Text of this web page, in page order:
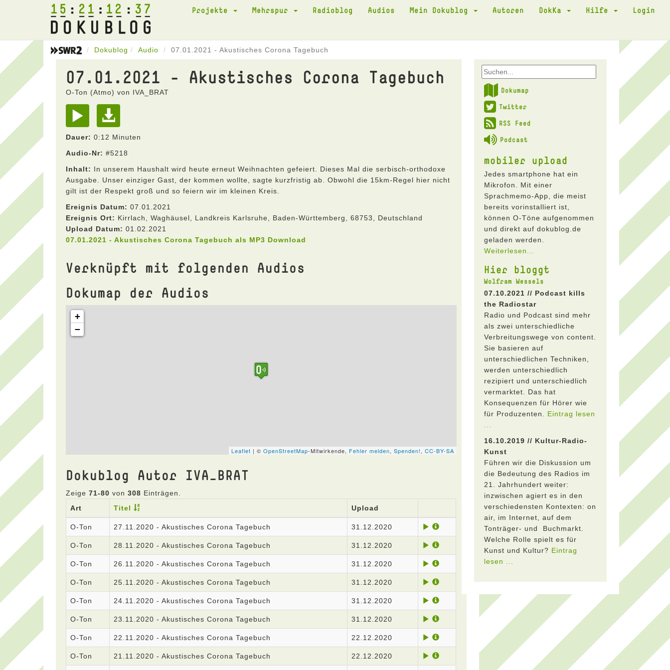
15 21 12 37 Projekte Mehrspur Radioblog Audios Mein Dokublog Autoren DokKa Hilfe Login
Dokublog Audio 07.01.2021 - Akustisches Corona Tagebuch
07.01.2021 - Akustisches Corona Tagebuch
O-Ton (Atmo) von IVA_BRAT
Dauer: 0:12 Minuten
Audio-Nr: #5218
Inhalt: In unserem Haushalt wird heute erneut Weihnachten gefeiert. Dieses Mal die serbisch-orthodoxe
Ausgabe. Unser einziger Gast, der kommen wollte, sagte kurzfristig ab. Obwohl die 15km-Regel hier nicht
gilt ist der Respekt groß und so feiern wir im kleinen Kreis.
Ereignis Datum: 07.01.2021
Ereignis Ort: Kirrlach, Waghäusel, Landkreis Karlsruhe, Baden-Württemberg, 68753, Deutschland
Upload Datum: 01.02.2021
07.01.2021 - Akustisches Corona Tagebuch als MP3 Download
Verknüpft mit folgenden Audios
Dokumap der Audios
Dokublog Autor IVA_BRAT
Zeige 71-80 von 308 Einträgen.
Art
Titel Upload
O-Ton 27.11.2020 - Akustisches Corona Tagebuch 31.12.2020
O-Ton 28.11.2020 - Akustisches Corona Tagebuch 31.12.2020
O-Ton 26.11.2020 - Akustisches Corona Tagebuch 31.12.2020
O-Ton 25.11.2020 - Akustisches Corona Tagebuch 31.12.2020
O-Ton 24.11.2020 - Akustisches Corona Tagebuch 31.12.2020
O-Ton 23.11.2020 - Akustisches Corona Tagebuch 31.12.2020
O-Ton 22.11.2020 - Akustisches Corona Tagebuch 22.12.2020
O-Ton 21.11.2020 - Akustisches Corona Tagebuch 22.12.2020
Dokumap
Twitter
RSS Feed
Podcast
mobiler upload
Jedes smartphone hat ein
Mikrofon. Mit einer
Sprachmemo-App, die meist
bereits vorinstalliert ist,
können O-Töne aufgenommen
und direkt auf dokublog.de
geladen werden.
Weiterlesen...
Hier bloggt
Wolfram Wessels
07.10.2021 // Podcast kills
the Radiostar
Radio und Podcast sind mehr
als zwei unterschiedliche
Verbreitungswege von content.
Sie basieren auf
unterschiedlichen Techniken,
werden unterschiedlich
rezipiert und unterschiedlich
vermarktet. Das hat
Konsequenzen für Hörer wie
für Produzenten. Eintrag lesen
16.10.2019 // Kultur-Radio-
Kunst
Führen wir die Diskussion um
die Bedeutung des Radios im
21. Jahrhundert weiter:
inzwischen agiert es in den
verschiedensten Kontexten: on
air, im Internet, auf dem
Tonträger- und Buchmarkt.
Welche Rolle spielt es für
Kunst und Kultur? Eintrag
lesen ...